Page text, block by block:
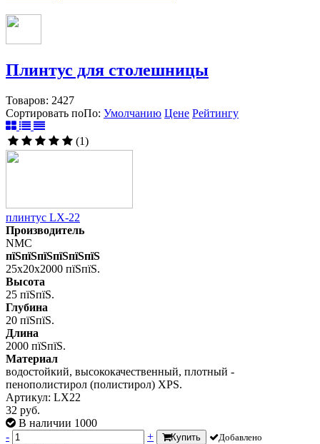
Плинтус для столешницы
Товаров: 2427
Сортировать поПо: Умолчанию Цене Рейтингу
(1)
плинтус LX-22
Производитель
NMC
пїЅпїЅпїЅпїЅпїЅпїЅ
25x20x2000 пїЅпїЅ.
Высота
25 пїЅпїЅ.
Глубина
20 пїЅпїЅ.
Длина
2000 пїЅпїЅ.
Материал
водостойкий, высококачественный, плотный -
пенополистирол (полистирол) XPS.
Артикул: LX22
32 руб.
В наличии 1000
-
+ Купить Добавлено